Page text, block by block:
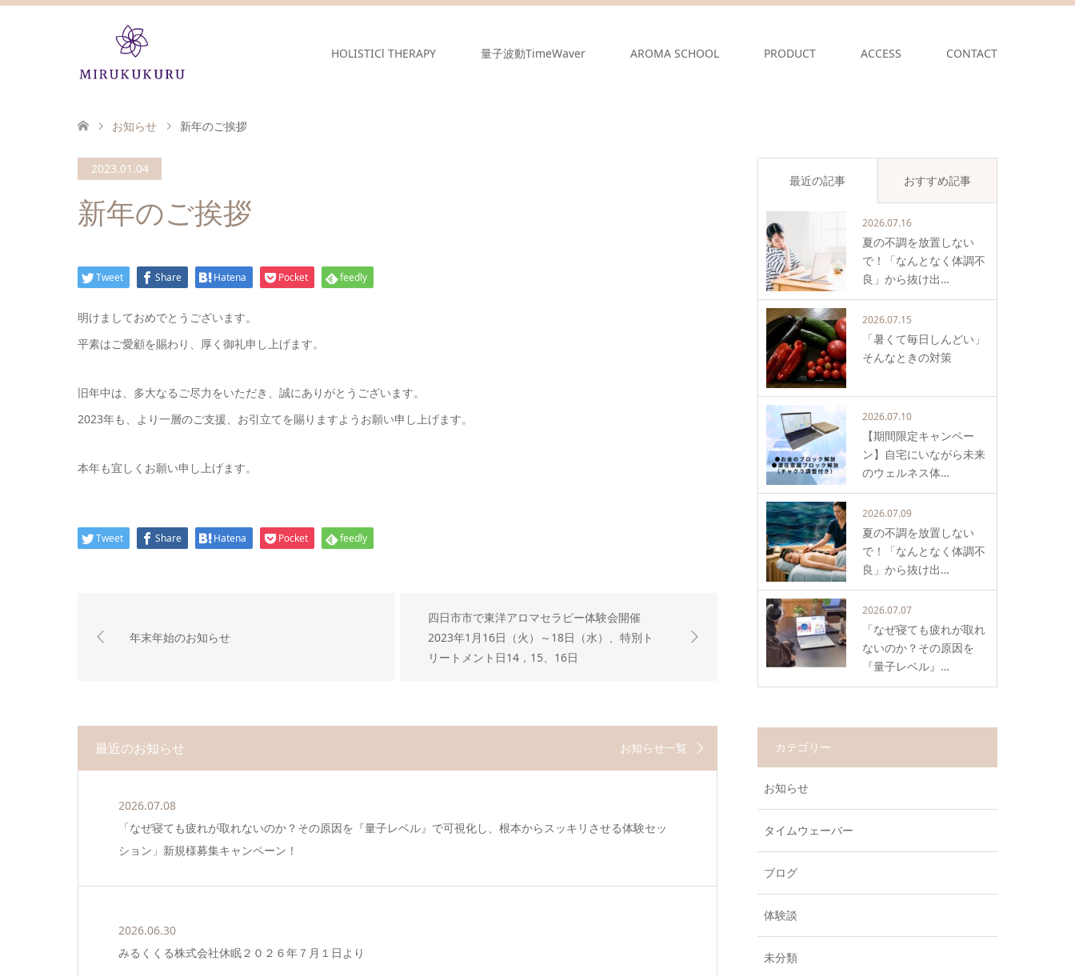
HOLISTICl THERAPY 量子波動TimeWaver AROMA SCHOOL PRODUCT ACCESS CONTACT
お知らせ 新年のご挨拶
2023.01.04
新年のご挨拶
Tweet Share Hatena Pocket feedly
明けましておめでとうございます。
平素はご愛顧を賜わり、厚く御礼申し上げます。
旧年中は、多大なるご尽力をいただき、誠にありがとうございます。
2023年も、より一層のご支援、お引立てを賜りますようお願い申し上げます。
本年も宜しくお願い申し上げます。
Tweet Share Hatena Pocket feedly
年末年始のお知らせ
四日市市で東洋アロマセラピー体験会開催
2023年1月16日（火）～18日（水）、特別ト
リートメント日14，15、16日
最近のお知らせ お知らせ一覧
2026.07.08
「なぜ寝ても疲れが取れないのか？その原因を『量子レベル』で可視化し、根本からスッキリさせる体験セッ
ション」新規様募集キャンペーン！
2026.06.30
みるくくる株式会社休眠２０２６年７月１日より
最近の記事 おすすめ記事
2026.07.16
夏の不調を放置しない
で！「なんとなく体調不
良」から抜け出…
2026.07.15
「暑くて毎日しんどい」
そんなときの対策
2026.07.10
【期間限定キャンペー
ン】自宅にいながら未来
のウェルネス体…
2026.07.09
夏の不調を放置しない
で！「なんとなく体調不
良」から抜け出…
2026.07.07
「なぜ寝ても疲れが取れ
ないのか？その原因を
『量子レベル』…
カテゴリー
お知らせ
タイムウェーバー
ブログ
体験談
未分類